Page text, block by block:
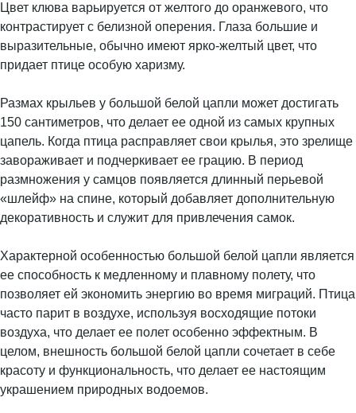
Цвет клюва варьируется от желтого до оранжевого, что
контрастирует с белизной оперения. Глаза большие и
выразительные, обычно имеют ярко-желтый цвет, что
придает птице особую харизму.
Размах крыльев у большой белой цапли может достигать
150 сантиметров, что делает ее одной из самых крупных
цапель. Когда птица расправляет свои крылья, это зрелище
завораживает и подчеркивает ее грацию. В период
размножения у самцов появляется длинный перьевой
«шлейф» на спине, который добавляет дополнительную
декоративность и служит для привлечения самок.
Характерной особенностью большой белой цапли является
ее способность к медленному и плавному полету, что
позволяет ей экономить энергию во время миграций. Птица
часто парит в воздухе, используя восходящие потоки
воздуха, что делает ее полет особенно эффектным. В
целом, внешность большой белой цапли сочетает в себе
красоту и функциональность, что делает ее настоящим
украшением природных водоемов.